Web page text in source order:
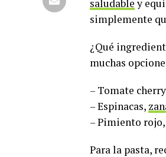
saludabley
simplemente
¿Qué
muchas
– Tomate
– Espinacas,
– Pimiento
Para la pasta,